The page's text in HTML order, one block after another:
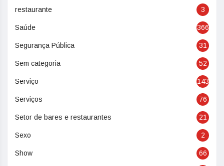
restaurante 3
Saúde 366
Segurança Pública 31
Sem categoria 52
Serviço 143
Serviços 76
Setor de bares e restaurantes 21
Sexo 2
Show 66